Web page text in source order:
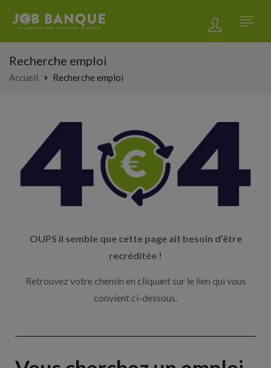
Recherche emploi
Accueil Recherche emploi
OUPS il semble que cette page ait besoin d’être
recréditée !
Retrouvez votre chemin en cliquant sur le lien qui vous
convient ci-dessous.